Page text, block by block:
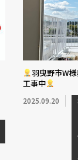
羽曳野市W
工事中
2025.09.20